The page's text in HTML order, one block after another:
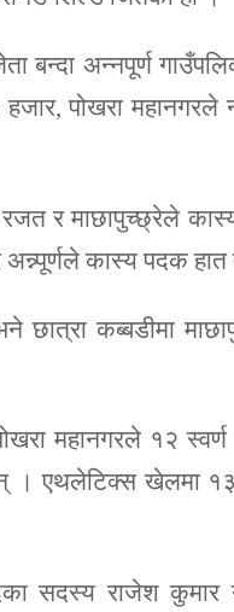
बन्दा अन्नपूर्ण
पोखरा महानगरले
रजत र माछापुच्छ्रेले
कास्य पदक हात
कब्बडीमा
महानगरले १२
एथलेटिक्स खेलमा १३
सदस्य राजेश